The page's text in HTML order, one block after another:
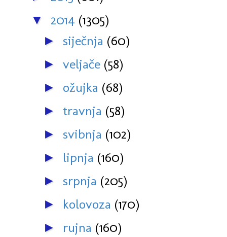
▼ 2014 (1305)
► siječnja (60)
► veljače (58)
► ožujka (68)
► travnja (58)
► svibnja (102)
► lipnja (160)
► srpnja (205)
► kolovoza (170)
► rujna (160)